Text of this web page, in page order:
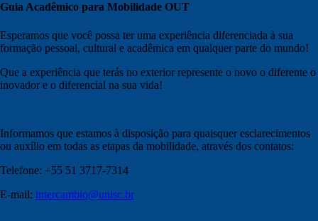
Guia Acadêmico para Mobilidade OUT
Esperamos que você possa ter uma experiência diferenciada à sua
formação pessoal, cultural e acadêmica em qualquer parte do mundo!
Que a experiência que terás no exterior represente o novo o diferente o
inovador e o diferencial na sua vida!
Informamos que estamos à disposição para quaisquer esclarecimentos
ou auxílio em todas as etapas da mobilidade, através dos contatos:
Telefone: +55 51 3717-7314
E-mail: intercambio@unisc.br